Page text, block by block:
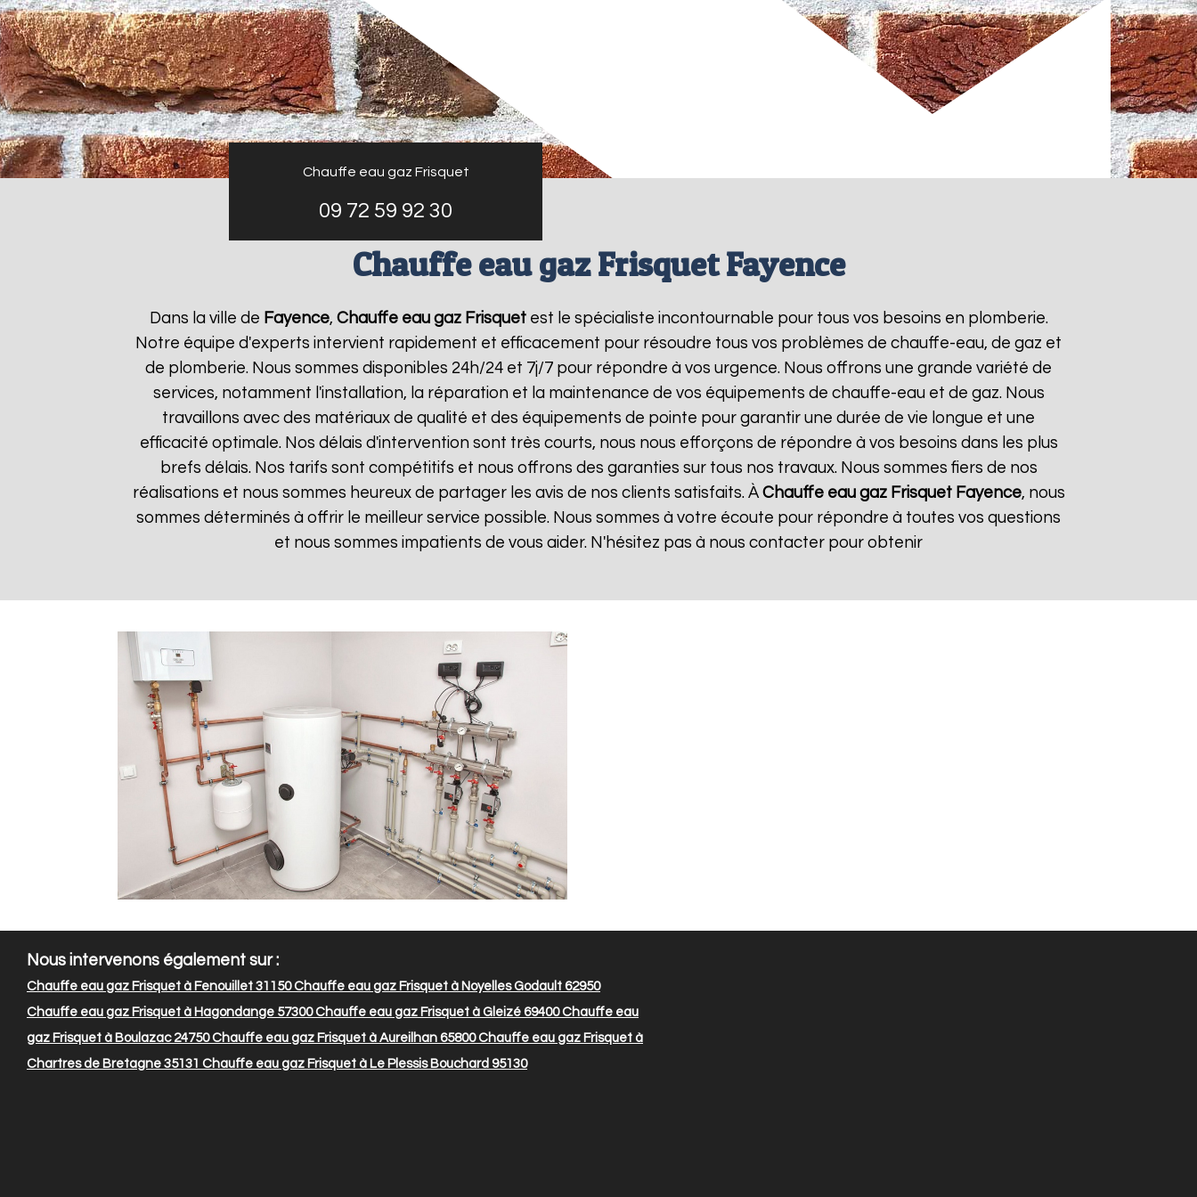
Chauffe eau gaz Frisquet
09 72 59 92 30
Chauffe eau gaz Frisquet Fayence
Dans la ville de Fayence, Chauffe eau gaz Frisquetest le spécialiste incontournable pour tous vos besoins en plomberie.
Notre équipe d'experts intervient rapidement et efficacement pour résoudre tous vos problèmes de chauffe-eau, de gaz et
de plomberie. Nous sommes disponibles 24h/24 et 7j/7 pour répondre à vos urgence. Nous offrons une grande variété de
services, notamment l'installation, la réparation et la maintenance de vos équipements de chauffe-eau et de gaz. Nous
travaillons avec des matériaux de qualité et des équipements de pointe pour garantir une durée de vie longue et une
efficacité optimale. Nos délais d'intervention sont très courts, nous nous efforçons de répondre à vos besoins dans les plus
brefs délais. Nos tarifs sont compétitifs et nous offrons des garanties sur tous nos travaux. Nous sommes fiers de nos
réalisations et nous sommes heureux de partager les avis de nos clients satisfaits. ÀChauffe eau gaz Frisquet Fayence, nous
sommes déterminés à offrir le meilleur service possible. Nous sommes à votre écoute pour répondre à toutes vos questions
et nous sommes impatients de vous aider. N'hésitez pas à nous contacter pour obtenir
Nous intervenons également sur :
Chauffe eau gaz Frisquet à Fenouillet 31150Chauffe eau gaz Frisquet à Noyelles Godault 62950
Chauffe eau gaz Frisquet à Hagondange 57300Chauffe eau gaz Frisquet à Gleizé 69400Chauffe eau
gaz Frisquet à Boulazac 24750Chauffe eau gaz Frisquet à Aureilhan 65800Chauffe eau gaz Frisquet à
Chartres de Bretagne 35131 Chauffe eau gaz Frisquet à Le Plessis Bouchard 95130